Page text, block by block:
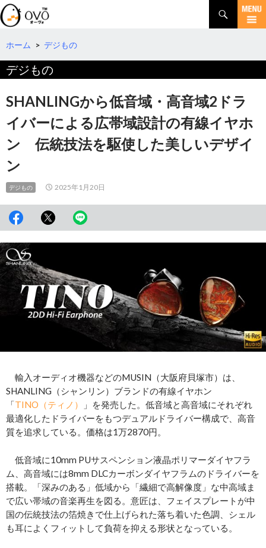
検
索
コ
テ
ツ
へ
移
動
ホーム > デジもの
デジもの
SHANLINGから低音域・高音域2ドラ
イバーによる広帯域設計の有線イヤホ
ン 伝統技法を駆使した美しいデザイ
ン
デジもの 2025年1月20日
輸入オーディオ機器などのMUSIN（大阪府貝塚市）は、
SHANLING（シャンリン）ブランドの有線イヤホン
「TINO（ティノ）
」を発売した。低音域と高音域にそれぞれ
最適化したドライバーをもつデュアルドライバー構成で、高音
質を追求している。価格は1万2870円。
低音域に10mm PUサスペンション液晶ポリマーダイヤフラ
ム、高音域には8mm DLCカーボンダイヤフラムのドライバーを
搭載。「深みのある」低域から「繊細で高解像度」な中高域ま
で広い帯域の音楽再生を図る。意匠は、フェイスプレートが中
国の伝統技法の箔焼きで仕上げられた落ち着いた色調、シェル
も耳によくフィットして負荷を抑える形状となっている。